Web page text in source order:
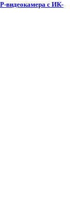
видеокамера с ИК-